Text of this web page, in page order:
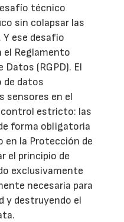
técnico
sin colapsar las
Y ese desafío
Reglamento
Datos (RGPD). El
de datos
sensores en el
control estricto: las
forma obligatoria
en la Protección de
el principio de
exclusivamente
necesaria para
y destruyendo el